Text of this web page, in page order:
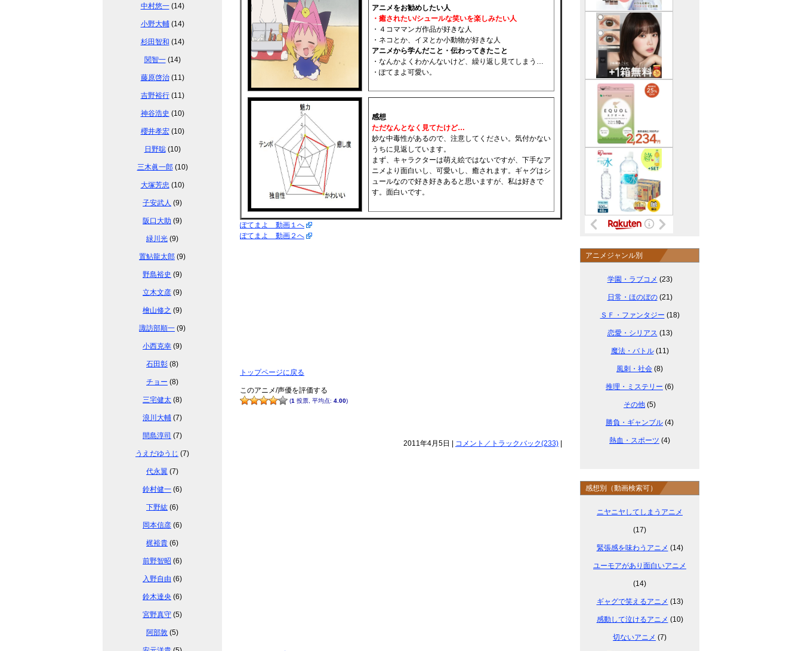
アニメをお勧めしたい人
・癒されたい/シュールな笑いを楽しみたい人
・４コママンガ作品が好きな人
・ネコとか、イヌとか小動物が好きな人
アニメから学んだこと・伝わってきたこと
・なんかよくわかんないけど、繰り返し見てしまう…
・ぽてまよ可愛い。
感想
ただなんとなく見てたけど…
妙な中毒性があるので、注意してください。気付かない
うちに見返しています。
まず、キャラクターは萌え絵ではないですが、下手なア
ニメより面白いし、可愛いし、癒されます。ギャグはシ
ュールなので好き好きあると思いますが、私は好きで
す。面白いです。
ぽてまよ 動画１へ
ぽてまよ 動画２へ
トップページに戻る
このアニメ/声優を評価する
(1 投票, 平均点: 4.00)
2011年4月5日 | コメント／トラックバック(233)
中村悠一(14)
小野大輔(14)
杉田智和 (14)
関智一(14)
藤原啓治(11)
吉野裕行(11)
神谷浩史 (10)
櫻井孝宏(10)
日野聡(10)
三木眞一郎(10)
大塚芳忠 (10)
子安武人 (9)
阪口大助 (9)
緑川光 (9)
置鮎龍太郎 (9)
野島裕史 (9)
立木文彦 (9)
檜山修之 (9)
諏訪部順一 (9)
小西克幸 (9)
石田彰 (8)
チョー (8)
三宅健太 (8)
浪川大輔 (7)
間島淳司 (7)
うえだゆうじ (7)
代永翼 (7)
鈴村健一 (6)
下野紘 (6)
岡本信彦 (6)
梶裕貴 (6)
前野智昭 (6)
入野自由 (6)
鈴木達央 (6)
宮野真守 (5)
阿部敦 (5)
アニメジャンル別
学園・ラブコメ (23)
日常・ほのぼの(21)
ＳＦ・ファンタジー (18)
恋愛・シリアス (13)
魔法・バトル(11)
風刺・社会 (8)
推理・ミステリー (6)
その他 (5)
勝負・ギャンブル (4)
熱血・スポーツ (4)
感想別（動画検索可）
ニヤニヤしてしまうアニメ
(17)
緊張感を味わうアニメ (14)
ユーモアがあり面白いアニメ
(14)
ギャグで笑えるアニメ (13)
感動して泣けるアニメ (10)
切ないアニメ (7)